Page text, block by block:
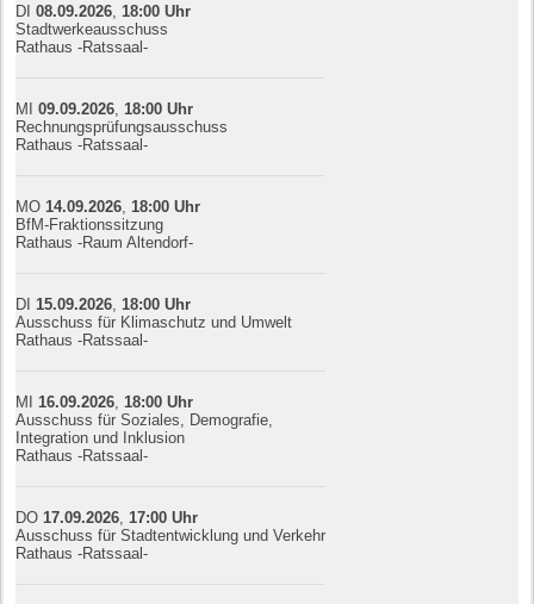
DI08.09.2026 18:00 Uhr
Stadtwerkeausschuss
Rathaus -Ratssaal-
MI09.09.2026 18:00 Uhr
Rechnungsprüfungsausschuss
Rathaus -Ratssaal-
MO 14.09.2026 18:00 Uhr
BfM-Fraktionssitzung
Rathaus -Raum Altendorf-
DI 15.09.2026 18:00 Uhr
Ausschuss für Klimaschutz und Umwelt
Rathaus -Ratssaal-
MI 16.09.2026 18:00 Uhr
Ausschuss für Soziales, Demografie,
Integration und Inklusion
Rathaus -Ratssaal-
DO 17.09.2026 17:00 Uhr
Ausschuss für Stadtentwicklung und Verkehr
Rathaus -Ratssaal-